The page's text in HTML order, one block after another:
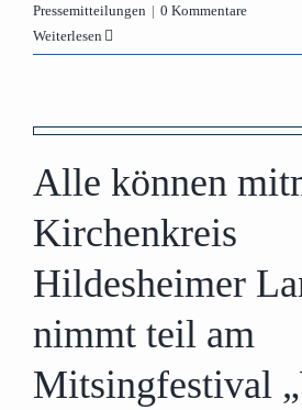
Pressemitteilungen | 0 Kommentare
Weiterlesen
Alle können
Kirchenkreis
Hildesheimer
nimmt teil am
Mitsingfestival